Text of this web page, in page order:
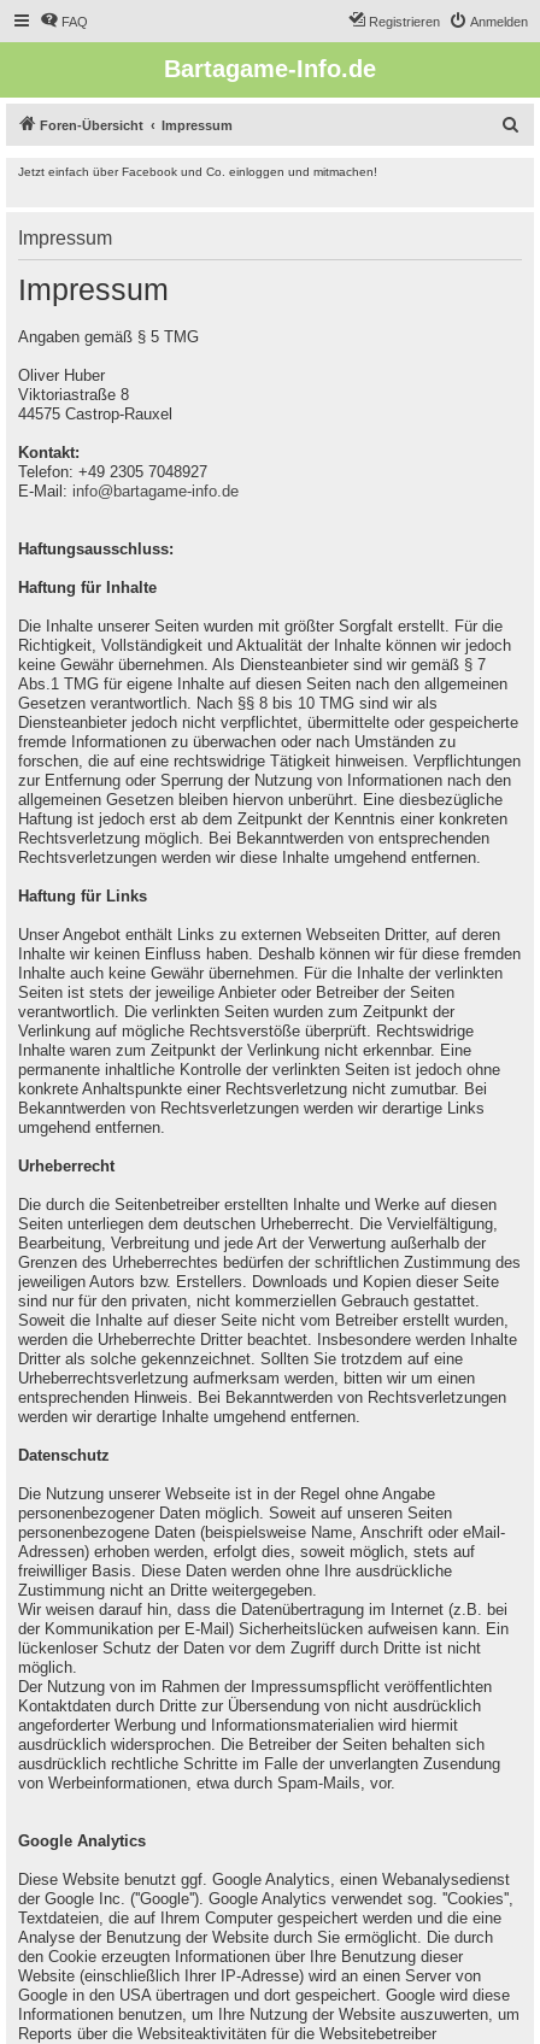
FAQ Anmelden
Registrieren
Bartagame-Info.de
Foren-Übersicht Impressum
Jetzt einfach über Facebook und Co. einloggen und mitmachen!
Impressum
Impressum
Angaben gemäß § 5 TMG
Oliver Huber
Viktoriastraße 8
44575 Castrop-Rauxel
Kontakt:
Telefon: +49 2305 7048927
E-Mail: info@bartagame-info.de
Haftungsausschluss:
Haftung für Inhalte
Die Inhalte unserer Seiten wurden mit größter Sorgfalt erstellt. Für die
Richtigkeit, Vollständigkeit und Aktualität der Inhalte können wir jedoch
keine Gewähr übernehmen. Als Diensteanbieter sind wir gemäß § 7
Abs.1 TMG für eigene Inhalte auf diesen Seiten nach den allgemeinen
Gesetzen verantwortlich. Nach §§ 8 bis 10 TMG sind wir als
Diensteanbieter jedoch nicht verpflichtet, übermittelte oder gespeicherte
fremde Informationen zu überwachen oder nach Umständen zu
forschen, die auf eine rechtswidrige Tätigkeit hinweisen. Verpflichtungen
zur Entfernung oder Sperrung der Nutzung von Informationen nach den
allgemeinen Gesetzen bleiben hiervon unberührt. Eine diesbezügliche
Haftung ist jedoch erst ab dem Zeitpunkt der Kenntnis einer konkreten
Rechtsverletzung möglich. Bei Bekanntwerden von entsprechenden
Rechtsverletzungen werden wir diese Inhalte umgehend entfernen.
Haftung für Links
Unser Angebot enthält Links zu externen Webseiten Dritter, auf deren
Inhalte wir keinen Einfluss haben. Deshalb können wir für diese fremden
Inhalte auch keine Gewähr übernehmen. Für die Inhalte der verlinkten
Seiten ist stets der jeweilige Anbieter oder Betreiber der Seiten
verantwortlich. Die verlinkten Seiten wurden zum Zeitpunkt der
Verlinkung auf mögliche Rechtsverstöße überprüft. Rechtswidrige
Inhalte waren zum Zeitpunkt der Verlinkung nicht erkennbar. Eine
permanente inhaltliche Kontrolle der verlinkten Seiten ist jedoch ohne
konkrete Anhaltspunkte einer Rechtsverletzung nicht zumutbar. Bei
Bekanntwerden von Rechtsverletzungen werden wir derartige Links
umgehend entfernen.
Urheberrecht
Die durch die Seitenbetreiber erstellten Inhalte und Werke auf diesen
Seiten unterliegen dem deutschen Urheberrecht. Die Vervielfältigung,
Bearbeitung, Verbreitung und jede Art der Verwertung außerhalb der
Grenzen des Urheberrechtes bedürfen der schriftlichen Zustimmung des
jeweiligen Autors bzw. Erstellers. Downloads und Kopien dieser Seite
sind nur für den privaten, nicht kommerziellen Gebrauch gestattet.
Soweit die Inhalte auf dieser Seite nicht vom Betreiber erstellt wurden,
werden die Urheberrechte Dritter beachtet. Insbesondere werden Inhalte
Dritter als solche gekennzeichnet. Sollten Sie trotzdem auf eine
Urheberrechtsverletzung aufmerksam werden, bitten wir um einen
entsprechenden Hinweis. Bei Bekanntwerden von Rechtsverletzungen
werden wir derartige Inhalte umgehend entfernen.
Datenschutz
Die Nutzung unserer Webseite ist in der Regel ohne Angabe
personenbezogener Daten möglich. Soweit auf unseren Seiten
personenbezogene Daten (beispielsweise Name, Anschrift oder eMail-
Adressen) erhoben werden, erfolgt dies, soweit möglich, stets auf
freiwilliger Basis. Diese Daten werden ohne Ihre ausdrückliche
Zustimmung nicht an Dritte weitergegeben.
Wir weisen darauf hin, dass die Datenübertragung im Internet (z.B. bei
der Kommunikation per E-Mail) Sicherheitslücken aufweisen kann. Ein
lückenloser Schutz der Daten vor dem Zugriff durch Dritte ist nicht
möglich.
Der Nutzung von im Rahmen der Impressumspflicht veröffentlichten
Kontaktdaten durch Dritte zur Übersendung von nicht ausdrücklich
angeforderter Werbung und Informationsmaterialien wird hiermit
ausdrücklich widersprochen. Die Betreiber der Seiten behalten sich
ausdrücklich rechtliche Schritte im Falle der unverlangten Zusendung
von Werbeinformationen, etwa durch Spam-Mails, vor.
Google Analytics
Diese Website benutzt ggf. Google Analytics, einen Webanalysedienst
der Google Inc. (''Google''). Google Analytics verwendet sog. ''Cookies'',
Textdateien, die auf Ihrem Computer gespeichert werden und die eine
Analyse der Benutzung der Website durch Sie ermöglicht. Die durch
den Cookie erzeugten Informationen über Ihre Benutzung dieser
Website (einschließlich Ihrer IP-Adresse) wird an einen Server von
Google in den USA übertragen und dort gespeichert. Google wird diese
Informationen benutzen, um Ihre Nutzung der Website auszuwerten, um
Reports über die Websiteaktivitäten für die Websitebetreiber